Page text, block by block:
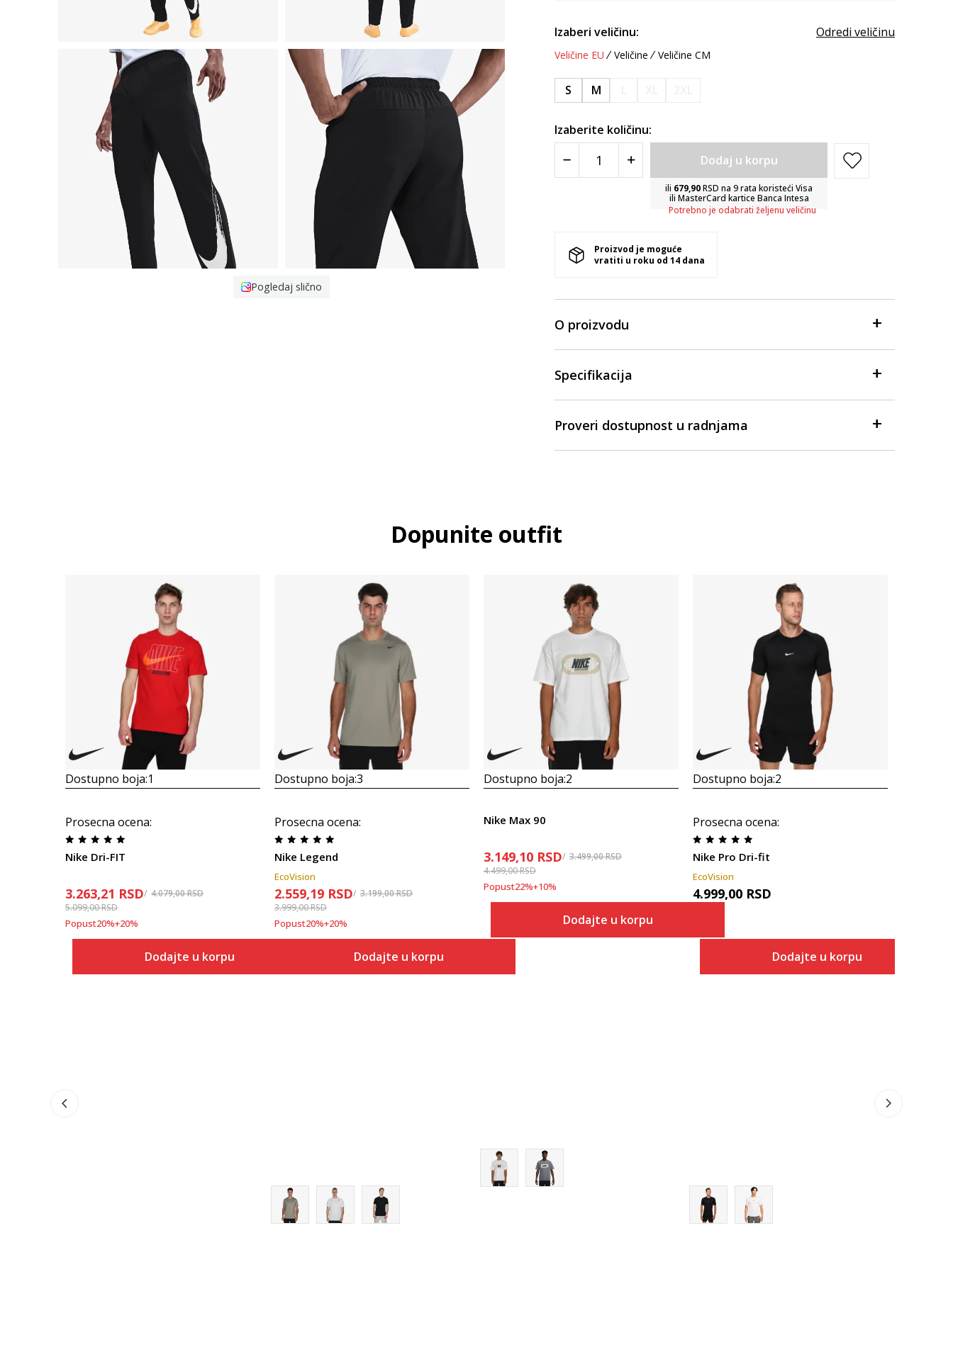
Pogledaj slično
Izaberi veličinu: Odredi veličinu
Veličine EU Veličine Veličine CM
S M
Izaberite količinu:
Dodaj u korpu
ili 679,90RSD na 9 rata koristeći Visa
ili MasterCard kartice Banca Intesa
Potrebno je odabrati željenu veličinu
Proizvod je moguće
vratiti u roku od 14 dana
O proizvodu
Specifikacija
Proveri dostupnost u radnjama
Dopunite outfit
Dostupno boja:1
Prosecna ocena:
Nike Dri-FIT
3.263,21 RSD 4.079,00RSD
5.099,00RSD
Popust20%+20%
Dodajte u korpu
Dostupno boja:3
Prosecna ocena:
Nike Legend
EcoVision
2.559,19 RSD 3.199,00RSD
3.999,00RSD
Popust20%+20%
Dodajte u korpu
Dostupno boja:2
Nike Max 90
3.149,10 RSD 3.499,00RSD
4.499,00RSD
Popust22%+10%
Dodajte u korpu
Dostupno boja:2
Prosecna ocena:
Nike Pro Dri-fit
EcoVision
4.999,00 RSD
Dodajte u korpu